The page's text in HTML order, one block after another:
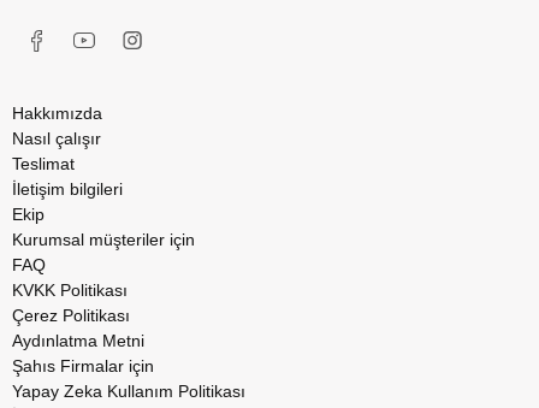
Hakkımızda
Nasıl çalışır
Teslimat
İletişim bilgileri
Ekip
Kurumsal müşteriler için
FAQ
KVKK Politikası
Çerez Politikası
Aydınlatma Metni
Şahıs Firmalar için
Yapay Zeka Kullanım Politikası